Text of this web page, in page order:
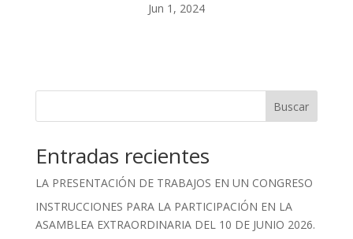
Jun 1, 2024
Buscar
Entradas recientes
LA PRESENTACIÓN DE TRABAJOS EN UN CONGRESO
INSTRUCCIONES PARA LA PARTICIPACIÓN EN LA
ASAMBLEA EXTRAORDINARIA DEL 10 DE JUNIO 2026.